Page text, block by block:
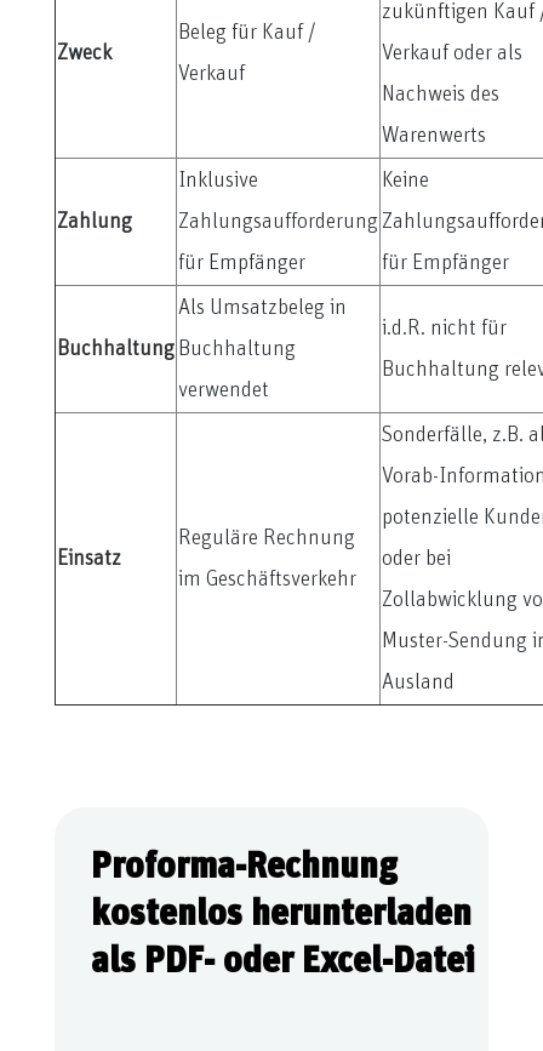
Zweck
Beleg für Kauf /
Verkauf
zukünftigen Kauf
Verkauf oder als
Nachweis des
Warenwerts
Zahlung
Inklusive
Zahlungsaufforderung
für Empfänger
Keine
für Empfänger
Buchhaltung
Als Umsatzbeleg in
Buchhaltung
verwendet
i.d.R. nicht für
Buchhaltung
Einsatz
Reguläre Rechnung
im Geschäftsverkehr
Sonderfälle, z.B.
Vorab-
potenzielle
oder bei
Zollabwicklung
Muster-Sendung
Ausland
Proforma-Rechnung
kostenlos herunterladen
als PDF- oder Excel-Datei